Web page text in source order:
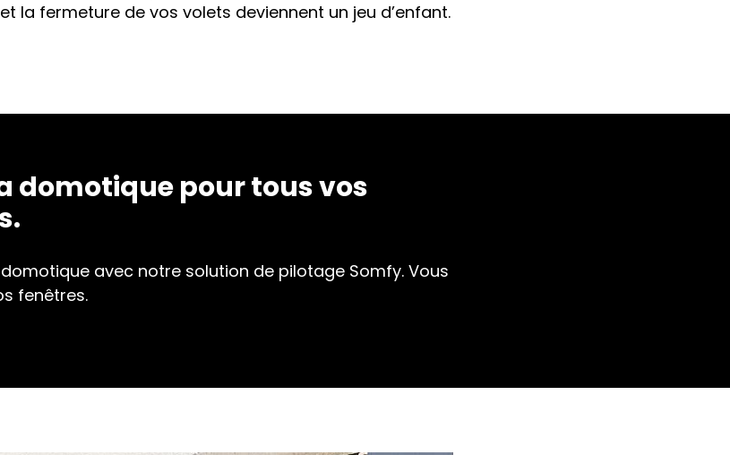
la fermeture de vos volets deviennent un jeu d’enfant.
domotique pour tous vos
avec notre solution de pilotage Somfy. Vous
fenêtres.